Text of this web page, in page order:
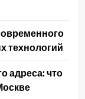
технологий
адреса: что